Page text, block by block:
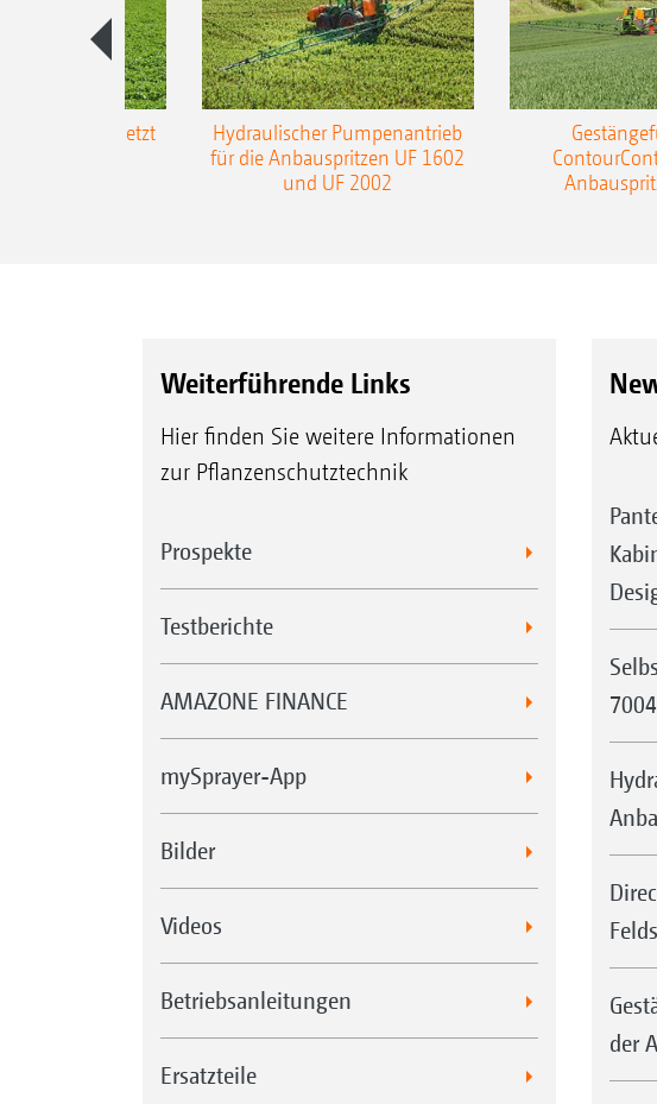
L3-Gestänge jetzt
Hydraulischer Pumpenantrieb
für die Anbauspritzen UF 1602
und UF 2002
Weiterführende Links
Hier finden Sie weitere Informationen
zur Pflanzenschutztechnik
Prospekte
Testberichte
AMAZONE FINANCE
mySprayer-App
Bilder
Videos
Betriebsanleitungen
Ersatzteile
7004
der